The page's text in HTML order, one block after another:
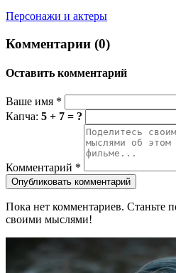
Персонажи и актеры
Комментарии (0)
Оставить комментарий
Ваше имя *
Капча: 5 + 7 = ?
Комментарий *
Опубликовать комментарий
Пока нет комментариев. Станьте
своими мыслями!